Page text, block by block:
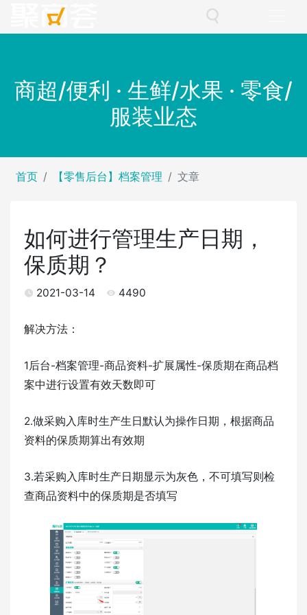
商超/便利 · 生鲜/水果 · 零食/
服装业态
首页 【零售后台】档案管理 文章
如何进行管理生产日期，
保质期？
2021-03-14 4490
解决方法：
1后台-档案管理-商品资料-扩展属性-保质期在商品档
案中进行设置有效天数即可
2.做采购入库时生产生日默认为操作日期，根据商品
资料的保质期算出有效期
3.若采购入库时生产日期显示为灰色，不可填写则检
查商品资料中的保质期是否填写